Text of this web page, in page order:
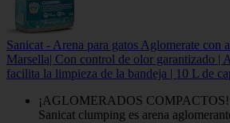
Sanicat - Arena para gatos Aglomerate con
Marsella| Con control de olor garantizado |
facilita la limpieza de la bandeja | 10 L de
¡AGLOMERADOS COMPACTOS!
Sanicat clumping es arena